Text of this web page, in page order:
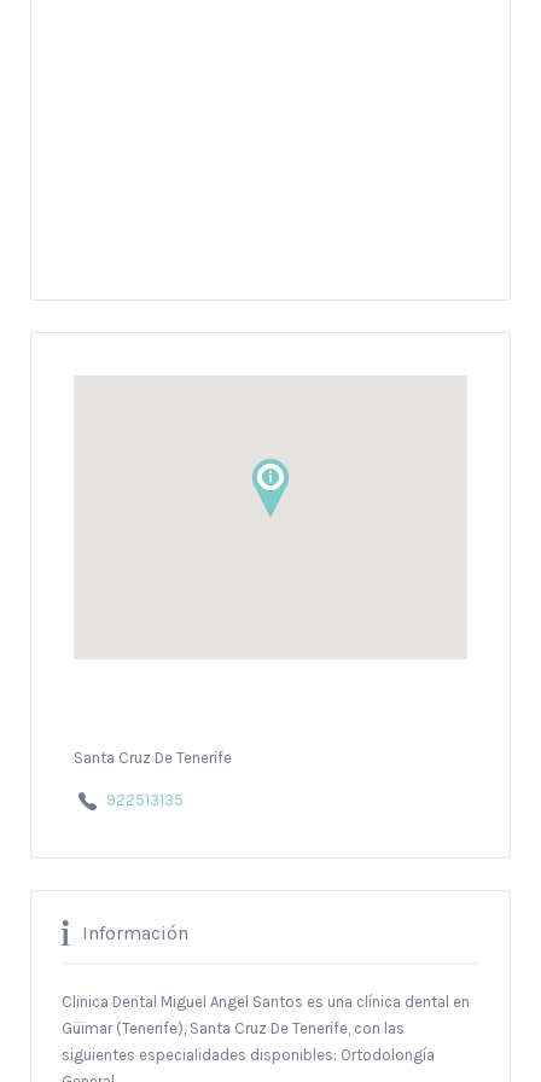
Santa Cruz De Tenerife
922513135
Información
Clinica Dental Miguel Angel Santos es una clínica dental en
Güimar (Tenerife), Santa Cruz De Tenerife, con las
siguientes especialidades disponibles: Ortodolongía